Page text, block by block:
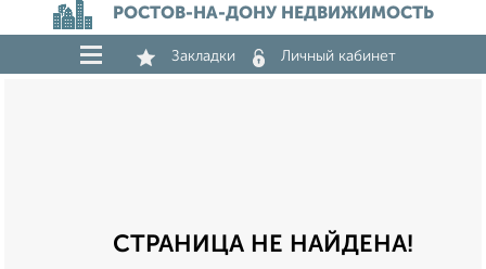
РОСТОВ-НА-ДОНУ НЕДВИЖИМОСТЬ
Закладки Личный кабинет
СТРАНИЦА НЕ НАЙДЕНА!